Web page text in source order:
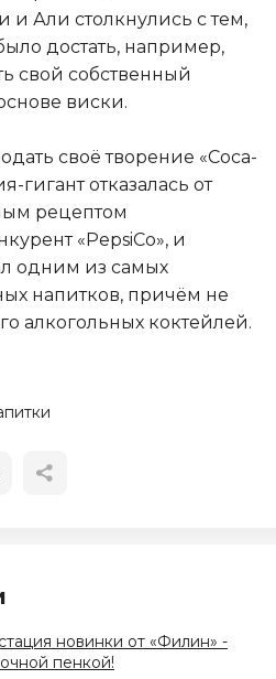
и Али столкнулись с тем,
достать, например,
свой собственный
виски.
своё творение «Coca-
гигант отказалась от
рецептом
«PepsiCo», и
одним из самых
напитков, причём не
алкогольных коктейлей.
новинки от «Филин» -
пенкой!